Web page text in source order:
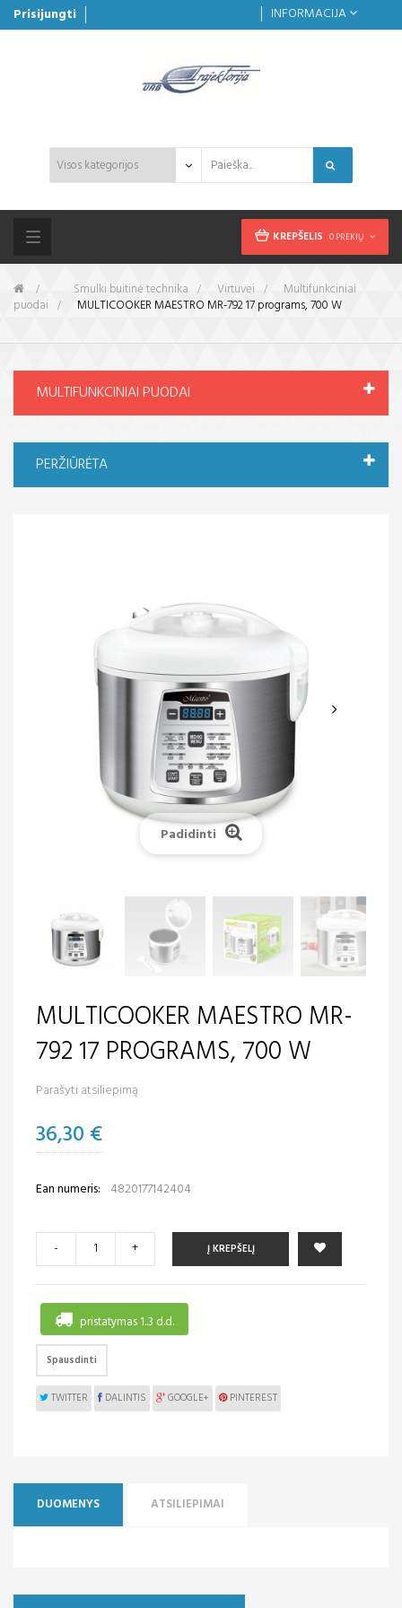
Prisijungti INFORMACIJA
KREPŠELIS 0 PREKIŲ
Toggle
navigation
&gt; Smulki buitinė technika > Virtuvei >
Multifunkciniai
puodai > MULTICOOKER MAESTRO MR-792 17 programs, 700 W
MULTIFUNKCINIAI PUODAI
PERŽIŪRĖTA
Padidinti
MULTICOOKER MAESTRO MR-
792 17 PROGRAMS, 700 W
Parašyti atsiliepimą
36,30 €
Ean numeris: 4820177142404
- + Į KREPŠELĮ
pristatymas 1..3 d.d.
Spausdinti
TWITTER DALINTIS GOOGLE+ PINTEREST
DUOMENYS ATSILIEPIMAI